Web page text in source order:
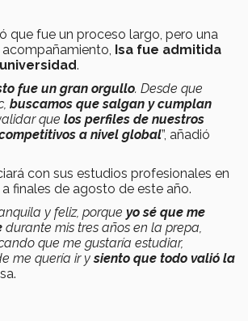
que fue un proceso largo, pero una
Isa fue admitida
.
fue un gran orgullo. Desde que
buscamos que salgan y cumplan
que los perfiles de nuestros
a nivel global”, añadió
con sus estudios profesionales en
finales de agosto de este año.
y feliz, porque yo sé que me
durante mis tres años en la prepa,
que me gustaría estudiar,
me quería ir ysiento que todo valió la